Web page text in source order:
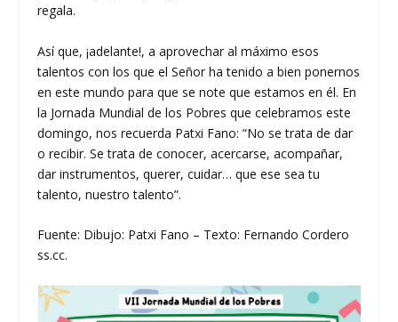
regala.
Así que, ¡adelante!, a aprovechar al máximo esos
talentos con los que el Señor ha tenido a bien ponernos
en este mundo para que se note que estamos en él. En
la Jornada Mundial de los Pobres que celebramos este
domingo, nos recuerda Patxi Fano: “No se trata de dar
o recibir. Se trata de conocer, acercarse, acompañar,
dar instrumentos, querer, cuidar… que ese sea tu
talento, nuestro talento”.
Fuente: Dibujo: Patxi Fano – Texto: Fernando Cordero
ss.cc.